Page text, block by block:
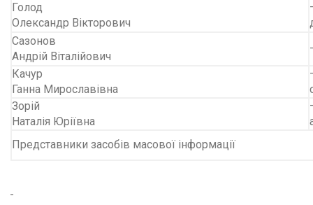
Голод
Олександр Вікторович
Сазонов
Андрій Віталійович
Качур
Ганна Мирославівна
Зорій
Наталія Юріївна
Представники засобів масової інформації